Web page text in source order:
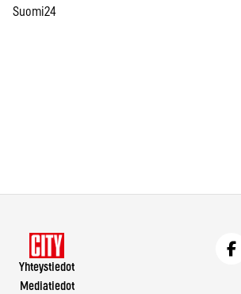
Suomi24
Yhteystiedot
Mediatiedot